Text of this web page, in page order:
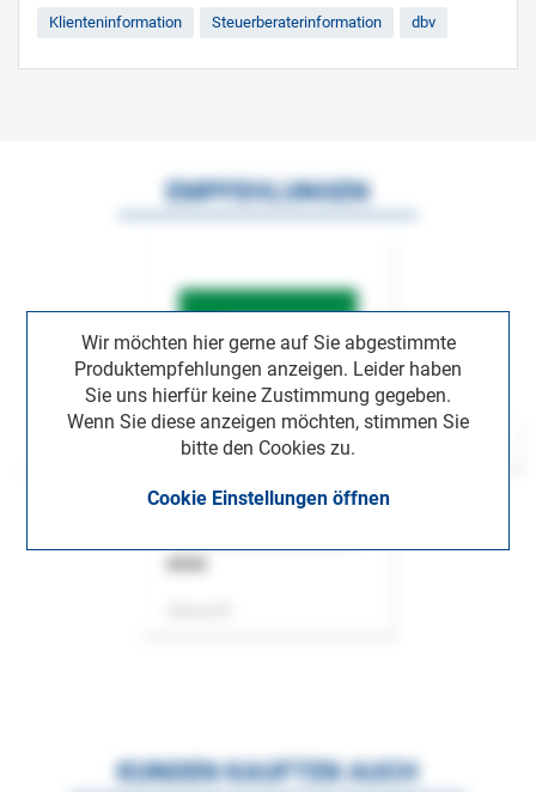
Klienteninformation Steuerberaterinformation dbv
Wir möchten hier gerne auf Sie abgestimmte
Produktempfehlungen anzeigen. Leider haben
Sie uns hierfür keine Zustimmung gegeben.
Wenn Sie diese anzeigen möchten, stimmen Sie
bitte den Cookies zu.
Cookie Einstellungen öffnen
EMPFEHLUNGEN
KUNDEN KAUFTEN AUCH